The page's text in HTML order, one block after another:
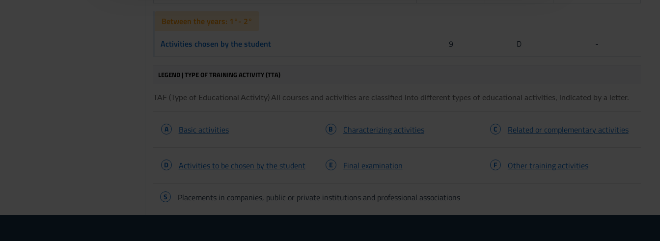
Between the years: 1°- 2°
Activities chosen by the student
9 D -
LEGEND | TYPE OF TRAINING ACTIVITY (TTA)
TAF (Type of Educational Activity) All courses and activities are classified into different types of educational activities, indicated by a letter.
A Basic activities B Characterizing activities C Related or complementary activities
D Activities to be chosen by the student E Final examination F Other training activities
S Placements in companies, public or private institutions and professional associations